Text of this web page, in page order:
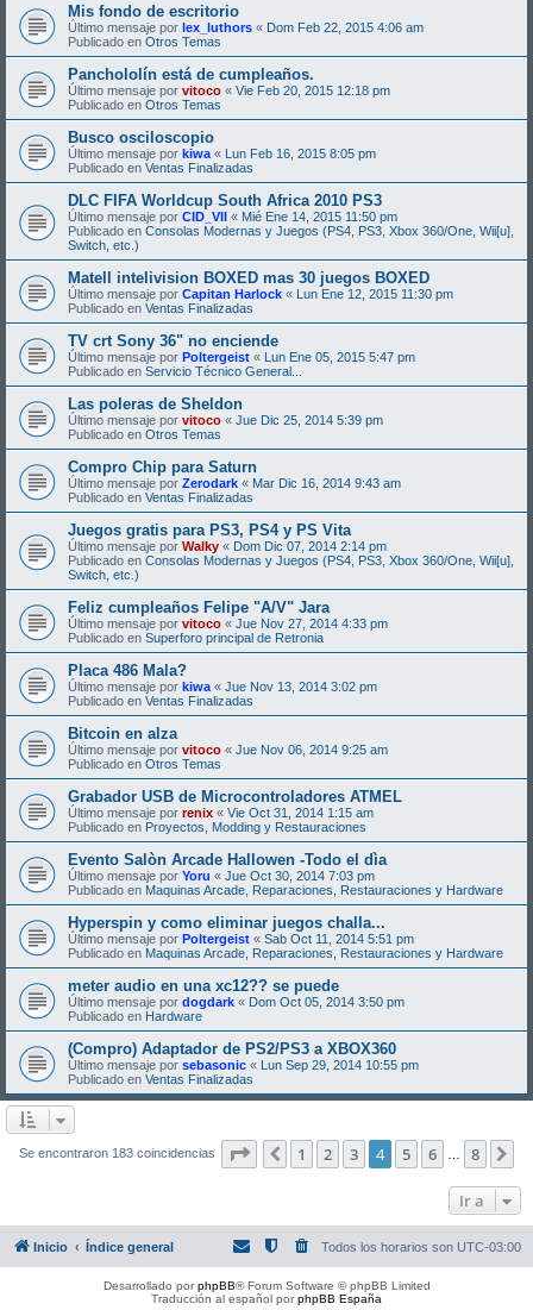
Mis fondo de escritorio
Último mensaje por lex_luthors « Dom Feb 22, 2015 4:06 am
Publicado en Otros Temas
Panchololín está de cumpleaños.
Último mensaje por vitoco « Vie Feb 20, 2015 12:18 pm
Publicado en Otros Temas
Busco osciloscopio
Último mensaje por kiwa « Lun Feb 16, 2015 8:05 pm
Publicado en Ventas Finalizadas
DLC FIFA Worldcup South Africa 2010 PS3
Último mensaje por CID_VII « Mié Ene 14, 2015 11:50 pm
Publicado en Consolas Modernas y Juegos (PS4, PS3, Xbox 360/One, Wii[u],
Switch, etc.)
Matell intelivision BOXED mas 30 juegos BOXED
Último mensaje por Capitan Harlock « Lun Ene 12, 2015 11:30 pm
Publicado en Ventas Finalizadas
TV crt Sony 36" no enciende
Último mensaje por Poltergeist « Lun Ene 05, 2015 5:47 pm
Publicado en Servicio Técnico General...
Las poleras de Sheldon
Último mensaje por vitoco « Jue Dic 25, 2014 5:39 pm
Publicado en Otros Temas
Compro Chip para Saturn
Último mensaje por Zerodark « Mar Dic 16, 2014 9:43 am
Publicado en Ventas Finalizadas
Juegos gratis para PS3, PS4 y PS Vita
Último mensaje por Walky « Dom Dic 07, 2014 2:14 pm
Publicado en Consolas Modernas y Juegos (PS4, PS3, Xbox 360/One, Wii[u],
Switch, etc.)
Feliz cumpleaños Felipe "A/V" Jara
Último mensaje por vitoco « Jue Nov 27, 2014 4:33 pm
Publicado en Superforo principal de Retronia
Placa 486 Mala?
Último mensaje por kiwa « Jue Nov 13, 2014 3:02 pm
Publicado en Ventas Finalizadas
Bitcoin en alza
Último mensaje por vitoco « Jue Nov 06, 2014 9:25 am
Publicado en Otros Temas
Grabador USB de Microcontroladores ATMEL
Último mensaje por renix « Vie Oct 31, 2014 1:15 am
Publicado en Proyectos, Modding y Restauraciones
Evento Salòn Arcade Hallowen -Todo el dìa
Último mensaje por Yoru « Jue Oct 30, 2014 7:03 pm
Publicado en Maquinas Arcade, Reparaciones, Restauraciones y Hardware
Hyperspin y como eliminar juegos challa...
Último mensaje por Poltergeist « Sab Oct 11, 2014 5:51 pm
Publicado en Maquinas Arcade, Reparaciones, Restauraciones y Hardware
meter audio en una xc12?? se puede
Último mensaje por dogdark « Dom Oct 05, 2014 3:50 pm
Publicado en Hardware
(Compro) Adaptador de PS2/PS3 a XBOX360
Último mensaje por sebasonic « Lun Sep 29, 2014 10:55 pm
Publicado en Ventas Finalizadas
Se encontraron 183 coincidencias Página de
Anterior
1 2 3 4 5 6 8
Ir a
Inicio Índice general Todos los horarios son UTC-03:00
Desarrollado porphpBB® Forum Software © phpBB Limited
Traducción al español porphpBB España